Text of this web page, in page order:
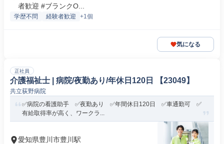
者歓迎 #ブランクO...
学歴不問 経験者歓迎 +1個
気になる
正社員
介護福祉士 | 病院/夜勤あり/年休日120日 【23049】
共立荻野病院
✅病院の看護助手 ✅夜勤あり ✅年間休日120日 ✅車通勤可 ✅
有給取得率が高く、ワークラ...
愛知県豊川市豊川駅